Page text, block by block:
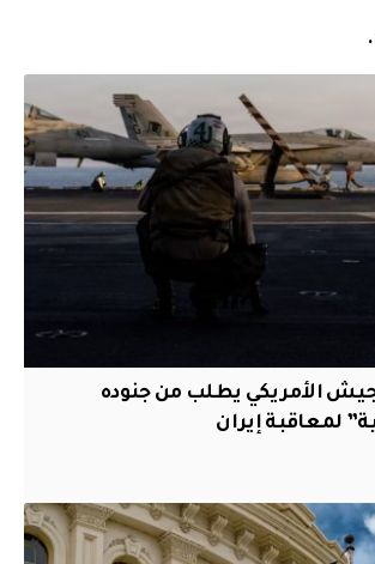
الأمريكي يطلب من جنوده
لمعاقبة إيران